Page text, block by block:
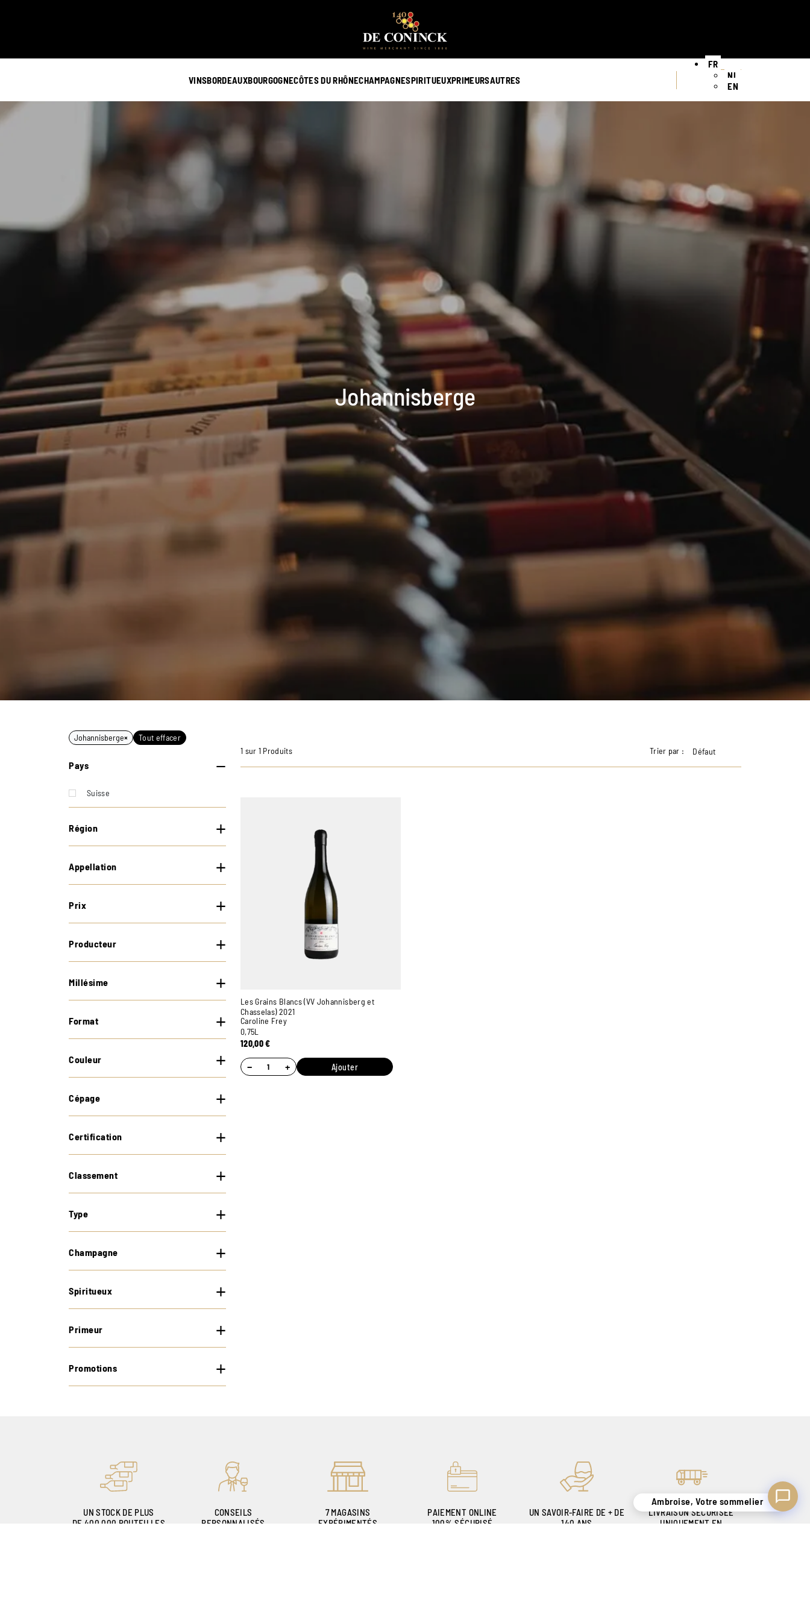
VINSBORDEAUXBOURGOGNECÔTES DU RHÔNECHAMPAGNESPIRITUEUXPRIMEURSAUTRES
FR
NL
EN
Johannisberge
Johannisberge× Tout effacer
Pays
Suisse
Région
Appellation
Prix
Producteur
Millésime
Format
Couleur
Cépage
Certification
Classement
Type
Champagne
Spiritueux
Primeur
Promotions
1 sur 1 Produits Trier par : Défaut
Les Grains Blancs (VV Johannisberg et
Chasselas) 2021
Caroline Frey
0,75L
120,00€
− + Ajouter
UN STOCK DE PLUS
DE 400.000 BOUTEILLES
CONSEILS
PERSONNALISÉS
7 MAGASINS
EXPÉRIMENTÉS
PAIEMENT ONLINE
100% SÉCURISÉ
UN SAVOIR-FAIRE DE + DE
140 ANS
LIVRAISON SÉCURISÉE
UNIQUEMENT EN
Ambroise, Votre sommelier